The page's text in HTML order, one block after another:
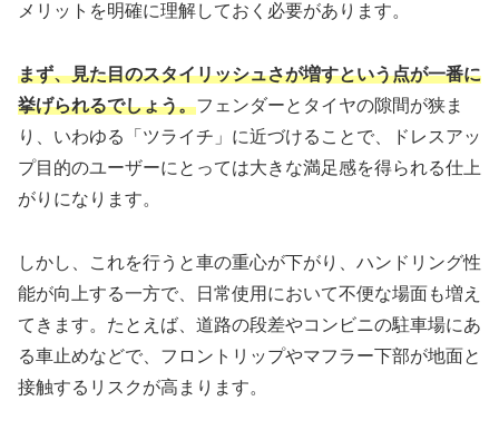
メリットを明確に理解しておく必要があります。
まず、見た目のスタイリッシュさが増すという点が一番に
挙げられるでしょう。フェンダーとタイヤの隙間が狭ま
り、いわゆる「ツライチ」に近づけることで、ドレスアッ
プ目的のユーザーにとっては大きな満足感を得られる仕上
がりになります。
しかし、これを行うと車の重心が下がり、ハンドリング性
能が向上する一方で、日常使用において不便な場面も増え
てきます。たとえば、道路の段差やコンビニの駐車場にあ
る車止めなどで、フロントリップやマフラー下部が地面と
接触するリスクが高まります。